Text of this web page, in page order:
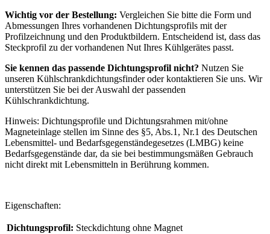
Wichtig vor der Bestellung: Vergleichen Sie bitte die Form und
Abmessungen Ihres vorhandenen Dichtungsprofils mit der
Profilzeichnung und den Produktbildern. Entscheidend ist, dass das
Steckprofil zu der vorhandenen Nut Ihres Kühlgerätes passt.
Sie kennen das passende Dichtungsprofil nicht? Nutzen Sie
unseren Kühlschrankdichtungsfinder oder kontaktieren Sie uns. Wir
unterstützen Sie bei der Auswahl der passenden
Kühlschrankdichtung.
Hinweis: Dichtungsprofile und Dichtungsrahmen mit/ohne
Magneteinlage stellen im Sinne des §5, Abs.1, Nr.1 des Deutschen
Lebensmittel- und Bedarfsgegenständegesetzes (LMBG) keine
Bedarfsgegenstände dar, da sie bei bestimmungsmäßen Gebrauch
nicht direkt mit Lebensmitteln in Berührung kommen.
Eigenschaften:
Dichtungsprofil: Steckdichtung ohne Magnet